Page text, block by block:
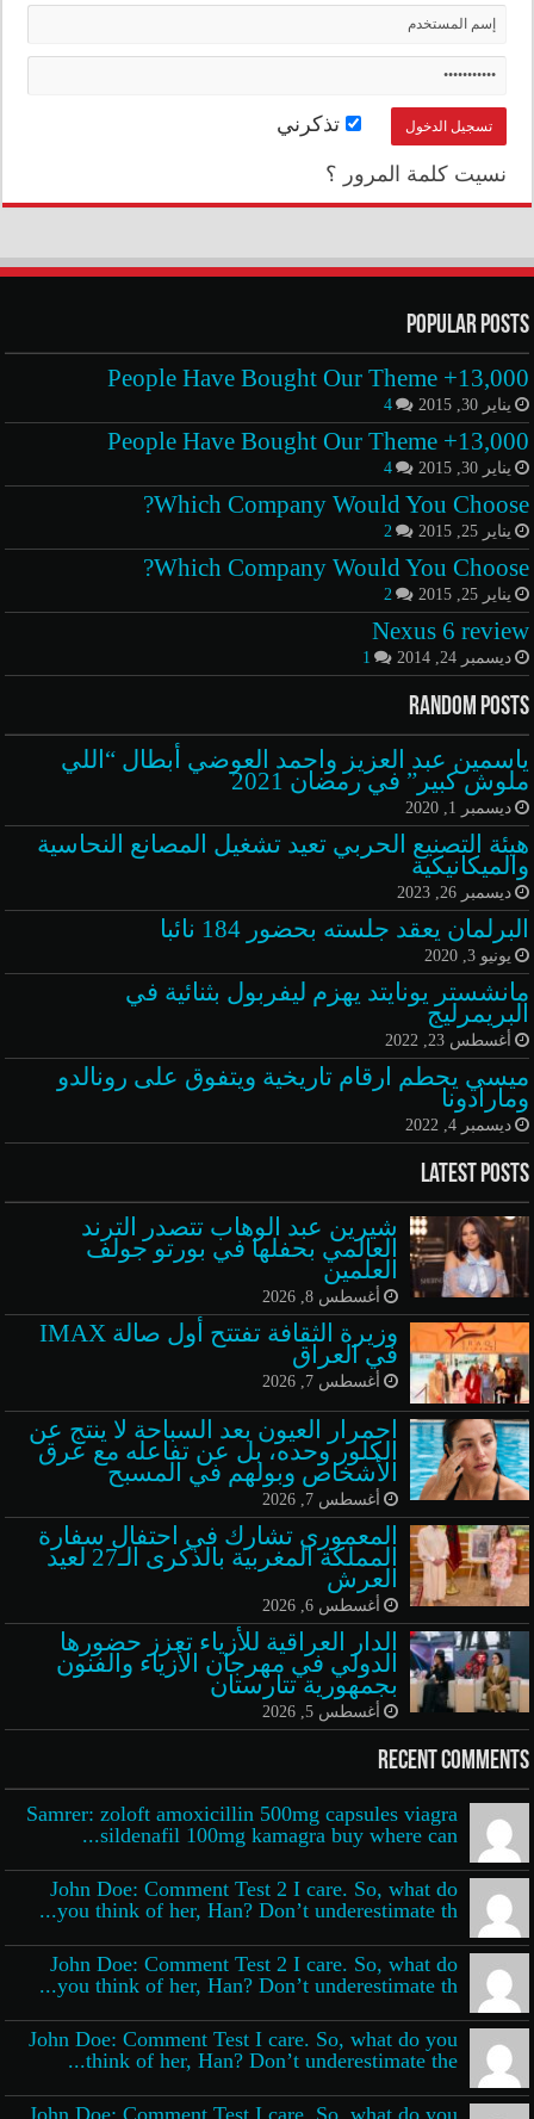
تذكرني
نسيت كلمة المرور ؟
Popular Posts
13,000+ People Have Bought Our Theme
يناير 30, 2015 4
13,000+ People Have Bought Our Theme
يناير 30, 2015 4
Which Company Would You Choose?
يناير 25, 2015 2
Which Company Would You Choose?
يناير 25, 2015 2
Nexus 6 review
ديسمبر 24, 2014 1
Random Posts
ياسمين عبد العزيز واحمد العوضي أبطال “اللي
ملوش كبير” في رمضان 2021
ديسمبر 1, 2020
هيئة التصنيع الحربي تعيد تشغيل المصانع النحاسية
والميكانيكية
ديسمبر 26, 2023
البرلمان يعقد جلسته بحضور 184 نائبا
يونيو 3, 2020
مانشستر يونايتد يهزم ليفربول بثنائية في
البريمرليج
أغسطس 23, 2022
ميسي يحطم ارقام تاريخية ويتفوق على رونالدو
ومارادونا
ديسمبر 4, 2022
Latest Posts
شيرين عبد الوهاب تتصدر الترند
العالمي بحفلها في بورتو جولف
العلمين
أغسطس 8, 2026
وزيرة الثقافة تفتتح أول صالة IMAX
في العراق
أغسطس 7, 2026
احمرار العيون بعد السباحة لا ينتج عن
الكلور وحده، بل عن تفاعله مع عرق
الأشخاص وبولهم في المسبح
أغسطس 7, 2026
المعموري تشارك في احتفال سفارة
المملكة المغربية بالذكرى الـ27 لعيد
العرش
أغسطس 6, 2026
الدار العراقية للأزياء تعزز حضورها
الدولي في مهرجان الأزياء والفنون
بجمهورية تتارستان
أغسطس 5, 2026
Recent Comments
Samrer: zoloft amoxicillin 500mg capsules viagra
sildenafil 100mg kamagra buy where can...
John Doe: Comment Test 2 I care. So, what do
you think of her, Han? Don’t underestimate th...
John Doe: Comment Test 2 I care. So, what do
you think of her, Han? Don’t underestimate th...
John Doe: Comment Test I care. So, what do you
think of her, Han? Don’t underestimate the...
John Doe: Comment Test I care. So, what do you